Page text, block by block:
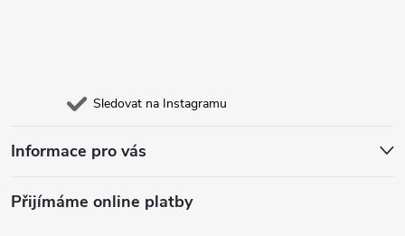
Sledovat na Instagramu
Informace pro vás
Přijímáme online platby